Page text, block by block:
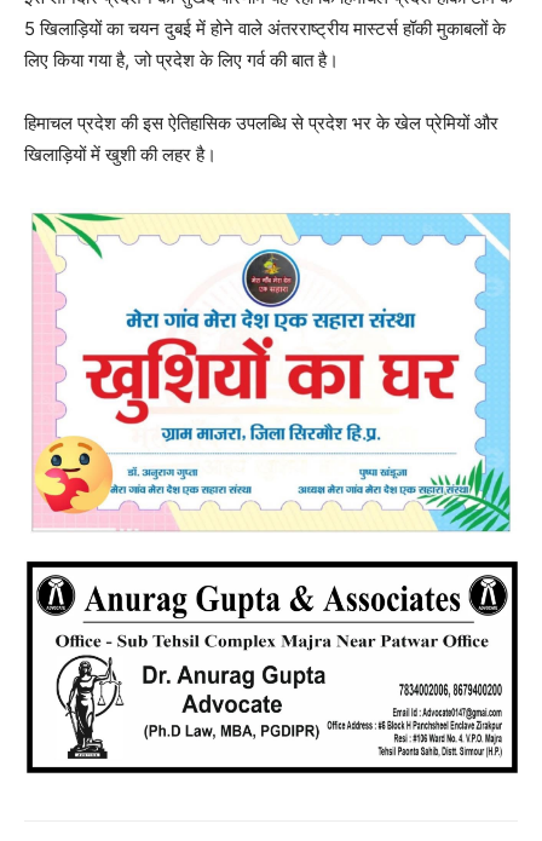
5 खिलाड़ियों का चयन दुबई में होने वाले अंतरराष्ट्रीय मास्टर्स हॉकी मुकाबलों के
लिए किया गया है, जो प्रदेश के लिए गर्व की बात है।
हिमाचल प्रदेश की इस ऐतिहासिक उपलब्धि से प्रदेश भर के खेल प्रेमियों और
खिलाड़ियों में खुशी की लहर है।